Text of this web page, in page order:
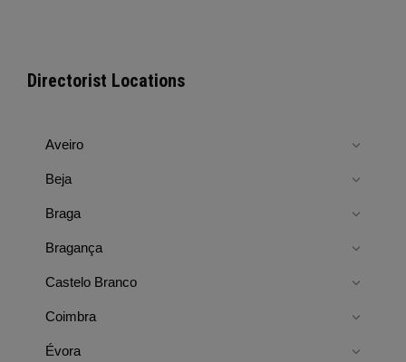
Directorist Locations
Aveiro
Beja
Braga
Bragança
Castelo Branco
Coimbra
Évora